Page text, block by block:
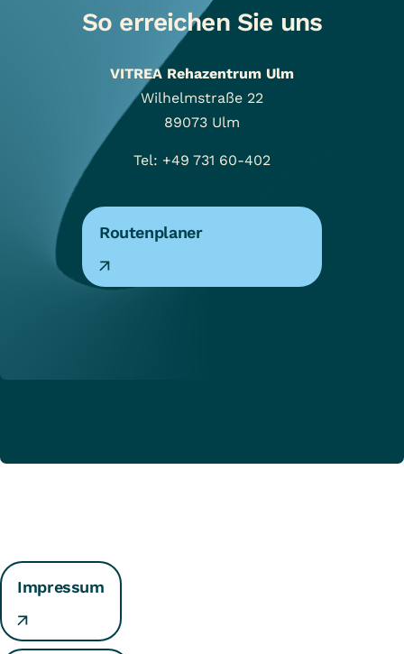
So erreichen Sie uns
VITREA Rehazentrum Ulm
Wilhelmstraße 22
89073 Ulm
Tel: +49 731 60-402
Routenplaner
Impressum